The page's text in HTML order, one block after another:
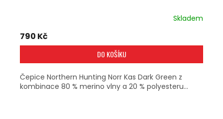
Skladem
790 Kč
DO KOŠÍKU
Čepice Northern Hunting Norr Kas Dark Green z
kombinace 80 % merino vlny a 20 % polyesteru...